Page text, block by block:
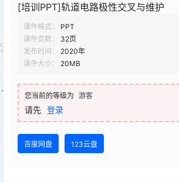
[培训PPT]轨道电路极性交叉与维护
课件格式：
PPT
课件页数：
32页
发布时间：
2020年
课件大小：
20MB
您当前的等级为 游客
请先 登录
百度网盘 123云盘